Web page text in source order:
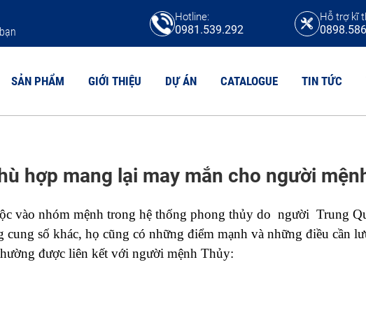
Hotline:
0981.539.292
Hỗ trợ kĩ
SẢN PHẨM
VÁCH NGĂN VỆ SINH HPL
VÁCH NGĂN VỆ SINH COMPACT CDF
VÁCH NGĂN VỆ SINH MFC
VÁCH NGĂN VỆ SINH COMPACT MAICA
VÁCH NGĂN VỆ SINH COMPACT FORMICA
TẤM COMPACT
Tấm compact HPL
Tấm compact CDF
Tấm chịu axit
GIỚI THIỆU DỰ ÁN CATALOGUE TIN TỨC
hợp mang lại may mắn cho người
vào nhóm mệnh trong hệ thống phong thủy do  người  Trung
số khác, họ cũng có những điểm mạnh và những điều cần
được liên kết với người mệnh Thủy: